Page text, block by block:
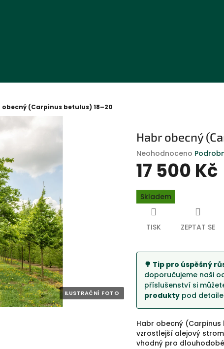
obecný (Carpinus betulus) 18–20
Habr obecný
Průměrné
hodnocení
produktu
0,0
z
Neohodnoceno
17 500 Kč
Měrná
cena:
Skladem
🌳 Tip pro úspěšný
doporučujeme naši
příslušenství si
produkty pod
Habr obecný (Carpinus
vzrostlejší alejový
vhodný pro
TISK ZEPTAT SE